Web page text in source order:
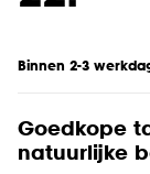
Binnen 2-3
Goedkope
natuurlijke